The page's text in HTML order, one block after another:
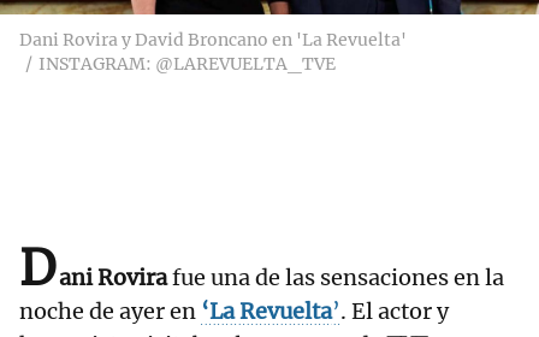
Dani Rovira y David Broncano en 'La Revuelta'
INSTAGRAM: @LAREVUELTA_TVE
Dani Rovirafue una de las sensaciones en la
noche de ayer en ‘La Revuelta’. El actor y